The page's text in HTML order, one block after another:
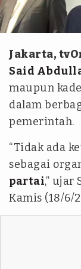
Syifa
Jakarta,
Said
maupun
dalam
pemerintah.
“Tidak ada
sebagai
partai,” ujar
Kamis (18/6/